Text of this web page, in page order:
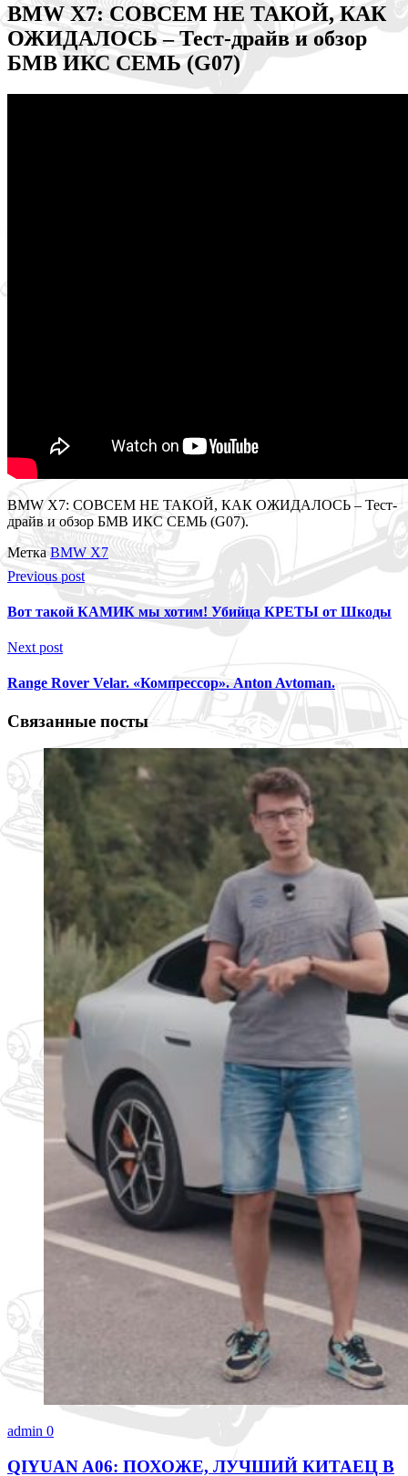
BMW X7: СОВСЕМ НЕ ТАКОЙ, КАК
ОЖИДАЛОСЬ – Тест-драйв и обзор
БМВ ИКС СЕМЬ (G07)
BMW X7: СОВСЕМ НЕ ТАКОЙ, КАК ОЖИДАЛОСЬ – Тест-
драйв и обзор БМВ ИКС СЕМЬ (G07).
Метка BMW X7
Previous post
Вот такой КАМИК мы хотим! Убийца КРЕТЫ от Шкоды
Next post
Range Rover Velar. «Компрессор». Anton Avtoman.
Связанные посты
admin 0
QIYUAN A06: ПОХОЖЕ, ЛУЧШИЙ КИТАЕЦ В